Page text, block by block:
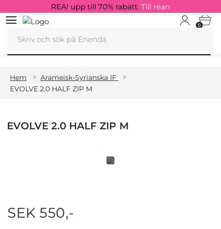
0
REA! upp till 70% rabatt. Till rean
Hem
Arameisk-Syrianska IF
EVOLVE 2.0 HALF ZIP M
EVOLVE 2.0 HALF ZIP M
SEK 550,-